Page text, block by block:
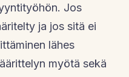
Jos
ja jos sitä ei
lähes
myötä sekä